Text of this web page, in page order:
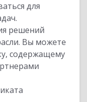
для
решений
Вы можете
содержащему